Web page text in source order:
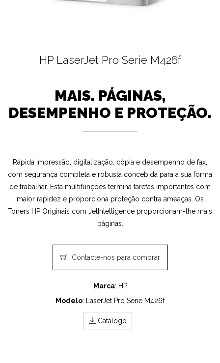
HP LaserJet Pro Serie M426f
MAIS. PÁGINAS,
DESEMPENHO E PROTEÇÃO.
Rápida impressão, digitalização, cópia e desempenho de fax,
com segurança completa e robusta concebida para a sua forma
de trabalhar. Esta multifunções termina tarefas importantes com
maior rapidez e proporciona proteção contra ameaças. Os
Toners HP Originais com JetIntelligence proporcionam-lhe mais
páginas.
Contacte-nos para comprar
Marca: HP
Modelo: LaserJet Pro Serie M426f
Catálogo